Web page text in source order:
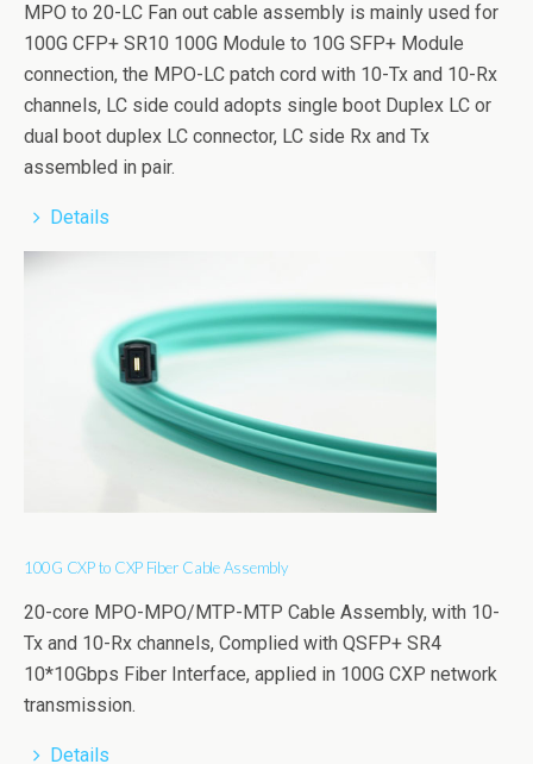
MPO to 20-LC Fan out cable assembly is mainly used for
100G CFP+ SR10 100G Module to 10G SFP+ Module
connection, the MPO-LC patch cord with 10-Tx and 10-Rx
channels, LC side could adopts single boot Duplex LC or
dual boot duplex LC connector, LC side Rx and Tx
assembled in pair.
Details
100G CXP to CXP Fiber Cable Assembly
20-core MPO-MPO/MTP-MTP Cable Assembly, with 10-
Tx and 10-Rx channels, Complied with QSFP+ SR4
10*10Gbps Fiber Interface, applied in 100G CXP network
transmission.
Details